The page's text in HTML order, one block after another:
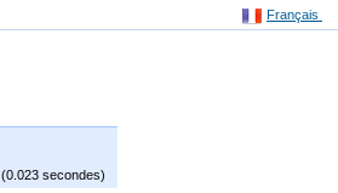
Français
(0.023 secondes)